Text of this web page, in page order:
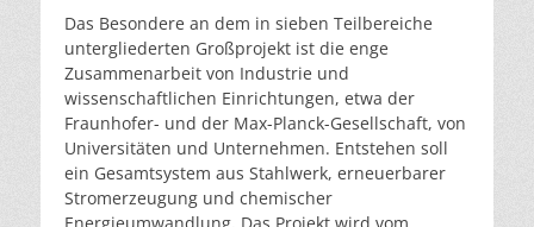
Das Besondere an dem in sieben Teilbereiche
untergliederten Großprojekt ist die enge
Zusammenarbeit von Industrie und
wissenschaftlichen Einrichtungen, etwa der
Fraunhofer- und der Max-Planck-Gesellschaft, von
Universitäten und Unternehmen. Entstehen soll
ein Gesamtsystem aus Stahlwerk, erneuerbarer
Stromerzeugung und chemischer